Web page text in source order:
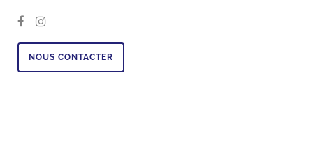
NOUS CONTACTER